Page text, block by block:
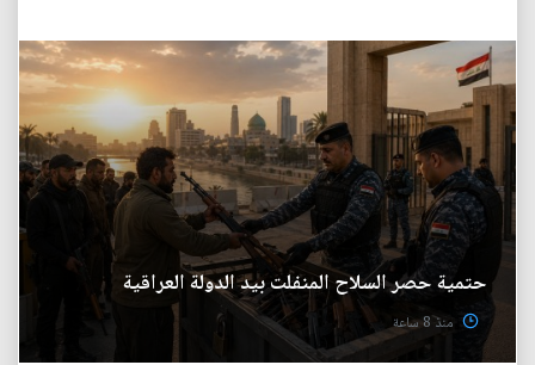
حتمية حصر السلاح المنفلت بيد الدولة العراقية
منذ 8 ساعة